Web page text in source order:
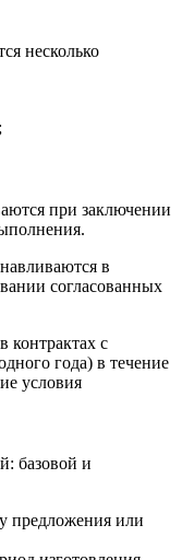
несколько
при заключении
в
согласованных
контрактах с
года) в течение
условия
базовой и
предложения или